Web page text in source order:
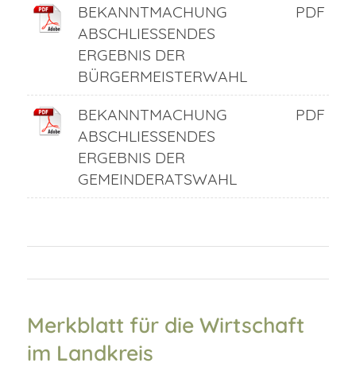
BEKANNTMACHUNG
ABSCHLIESSENDES E
RGEBNIS DER B
ÜRGERMEISTERWAHL
PDF
BEKANNTMACHUNG
ABSCHLIESSENDES E
RGEBNIS DER G
EMEINDERATSWAHL
PDF
Merkblatt für die Wirtschaft
im Landkreis